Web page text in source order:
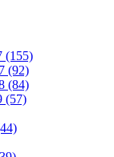
(155)
(92)
(84)
(57)